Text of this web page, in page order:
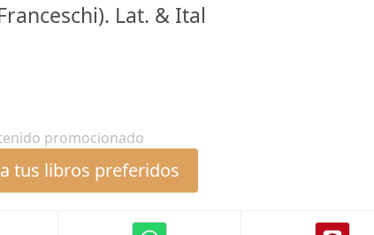
Lat. & Ital
promocionado
tus libros preferidos